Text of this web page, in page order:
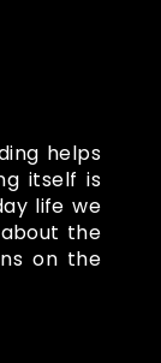
helps
itself is
life we
the
on the